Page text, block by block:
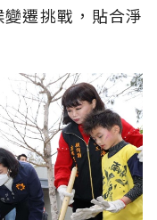
遷挑戰，貼合淨